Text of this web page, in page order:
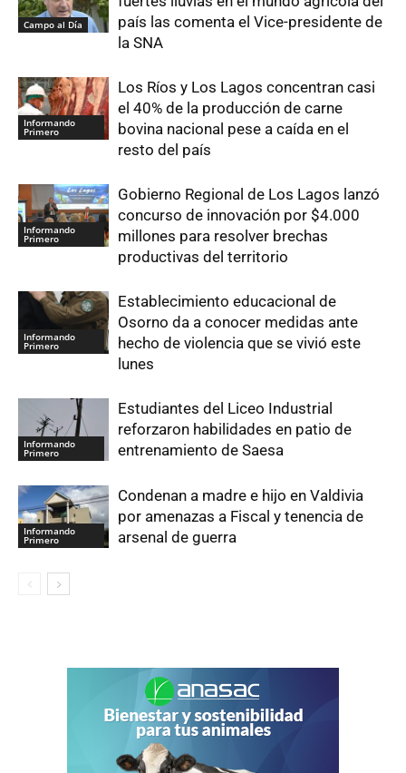
Campo al Día
país las comenta el Vice-presidente de
la SNA
Informando
Primero
Los Ríos y Los Lagos concentran casi
el 40% de la producción de carne
bovina nacional pese a caída en el
resto del país
Informando
Primero
Gobierno Regional de Los Lagos lanzó
concurso de innovación por $4.000
millones para resolver brechas
productivas del territorio
Informando
Primero
Establecimiento educacional de
Osorno da a conocer medidas ante
hecho de violencia que se vivió este
lunes
Informando
Primero
Estudiantes del Liceo Industrial
reforzaron habilidades en patio de
entrenamiento de Saesa
Informando
Primero
Condenan a madre e hijo en Valdivia
por amenazas a Fiscal y tenencia de
arsenal de guerra